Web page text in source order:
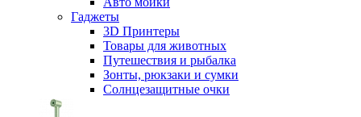
Гаджеты
3D Принтеры
Товары для животных
Путешествия и рыбалка
Зонты, рюкзаки и сумки
Солнцезащитные очки